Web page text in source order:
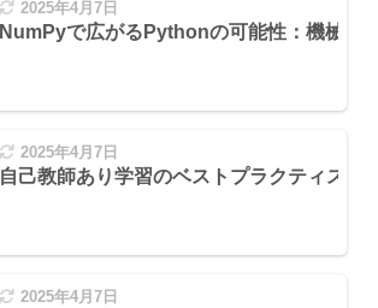
2025年4月7日
NumPyで広がるPythonの可能性：機械学
2025年4月7日
自己教師あり学習のベストプラクティス：
2025年4月7日